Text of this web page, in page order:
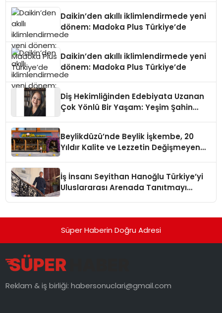
Daikin’den akıllı iklimlendirmede yeni
dönem: Madoka Plus Türkiye’de
Daikin’den akıllı iklimlendirmede yeni
dönem: Madoka Plus Türkiye’de
Diş Hekimliğinden Edebiyata Uzanan
Çok Yönlü Bir Yaşam: Yeşim Şahin
Beylikdüzü’nde Beylik İşkembe, 20
Yıldır Kalite ve Lezzetin Değişmeyen
İş İnsanı Seyithan Hanoğlu Türkiye’yi
Uluslararası Arenada Tanıtmayı
Süper Haberin Doğru Adresi
Reklam & iş birliği:habersonuclari@gmail.com